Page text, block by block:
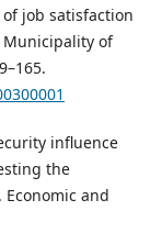
job satisfaction
of
influence
the
and